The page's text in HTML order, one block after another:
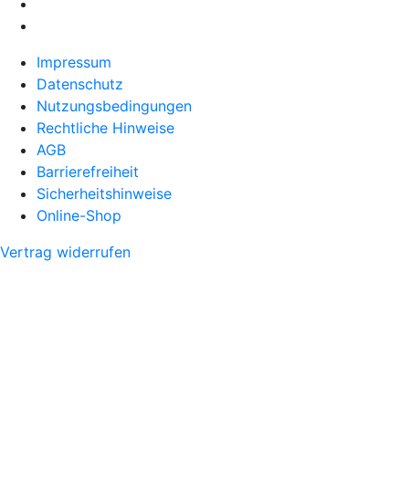
Impressum
Datenschutz
Nutzungsbedingungen
Rechtliche Hinweise
AGB
Barrierefreiheit
Sicherheitshinweise
Online-Shop
Vertrag widerrufen